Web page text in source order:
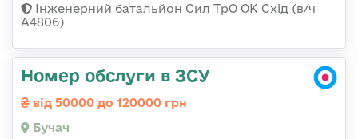
Інженерний батальйон Сил ТрО ОК Схід (в/ч
А4806)
Номер обслуги в ЗСУ
від 50000 до 120000 грн
Бучач